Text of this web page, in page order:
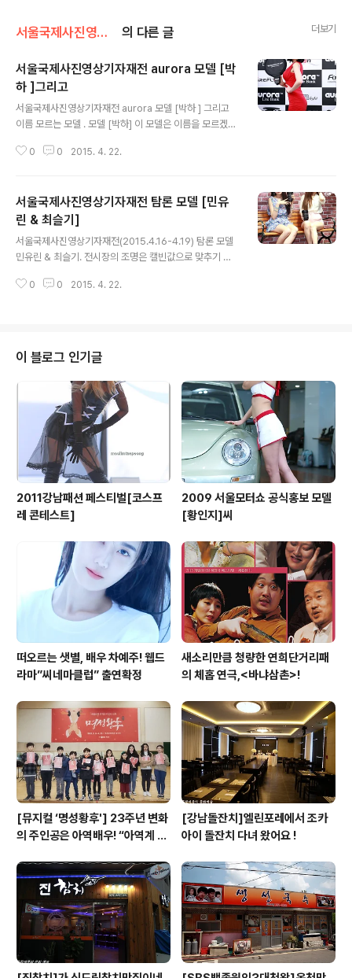
서울국제사진영상기자재전 의 다른 글 더보기
서울국제사진영상기자재전 aurora 모델 [박
하 ]그리고
서울국제사진영상기자재전 aurora 모델 [박하 ] 그리고
이름 모르는 모델 . 모델 [박하] 이 모델은 이름을 모르겠네
0 0 2015. 4. 22.
서울국제사진영상기자재전 탐론 모델 [민유
린 & 최슬기]
서울국제사진영상기자재전(2015.4.16-4.19) 탐론 모델
민유린 & 최슬기. 전시장의 조명은 캘빈값으로 맞추기 어
나온다. 포토샵을 하지 않는 나로서는 역시 캘빈값으로 50
0 0 2015. 4. 22.
이 블로그 인기글
2011강남패션 페스티벌[코스프
레 콘테스트]
2009 서울모터쇼 공식홍보 모델
[황인지]씨
떠오르는 샛별, 배우 차예주! 웹드
라마”씨네마클럽” 출연확정
새소리만큼 청량한 연희단거리패
의 체홉 연극,<바냐삼촌>!
[뮤지컬 ‘명성황후'] 23주년 변화
의 주인공은 아역배우! “아역계 어
[강남돌잔치]엘린포레에서 조카
아이 돌잔치 다녀 왔어요 !